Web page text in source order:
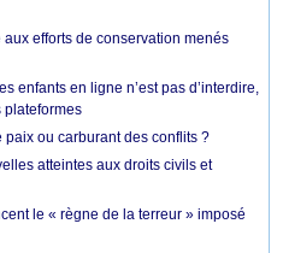
efforts de conservation menés
enfants en ligne n’est pas d’interdire,
plateformes
ou carburant des conflits ?
atteintes aux droits civils et
le « règne de la terreur » imposé